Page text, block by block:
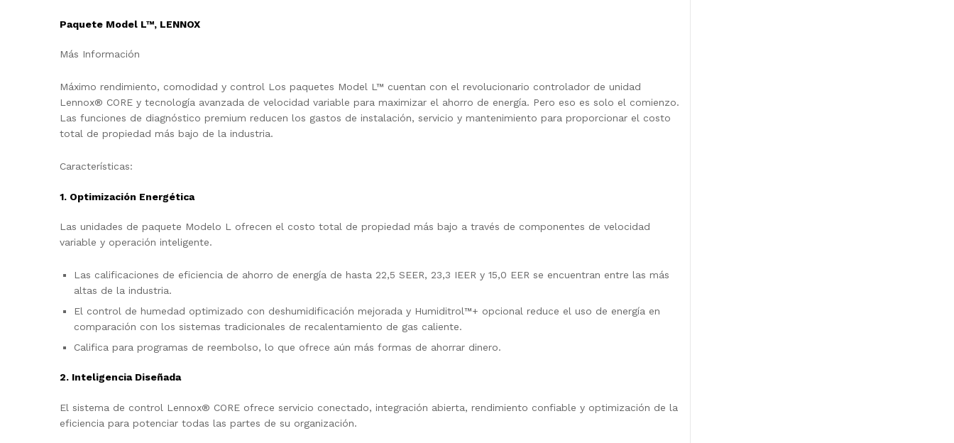
Paquete Model L™, LENNOX
Más Información
Máximo rendimiento, comodidad y control Los paquetes Model L™ cuentan con el revolucionario controlador de unidad
Lennox® CORE y tecnología avanzada de velocidad variable para maximizar el ahorro de energía. Pero eso es solo el comienzo.
Las funciones de diagnóstico premium reducen los gastos de instalación, servicio y mantenimiento para proporcionar el costo
total de propiedad más bajo de la industria.
Características:
1. Optimización Energética
Las unidades de paquete Modelo L ofrecen el costo total de propiedad más bajo a través de componentes de velocidad
variable y operación inteligente.
Las calificaciones de eficiencia de ahorro de energía de hasta 22,5 SEER, 23,3 IEER y 15,0 EER se encuentran entre las más
altas de la industria.
El control de humedad optimizado con deshumidificación mejorada y Humiditrol™+ opcional reduce el uso de energía en
comparación con los sistemas tradicionales de recalentamiento de gas caliente.
Califica para programas de reembolso, lo que ofrece aún más formas de ahorrar dinero.
2. Inteligencia Diseñada
El sistema de control Lennox® CORE ofrece servicio conectado, integración abierta, rendimiento confiable y optimización de la
eficiencia para potenciar todas las partes de su organización.